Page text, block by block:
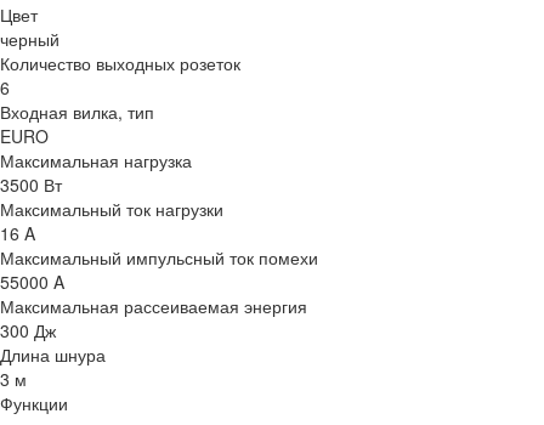
Цвет
черный
Количество выходных розеток
6
Входная вилка, тип
EURO
Максимальная нагрузка
3500 Вт
Максимальный ток нагрузки
16 A
Максимальный импульсный ток помехи
55000 A
Максимальная рассеиваемая энергия
300 Дж
Длина шнура
3 м
Функции